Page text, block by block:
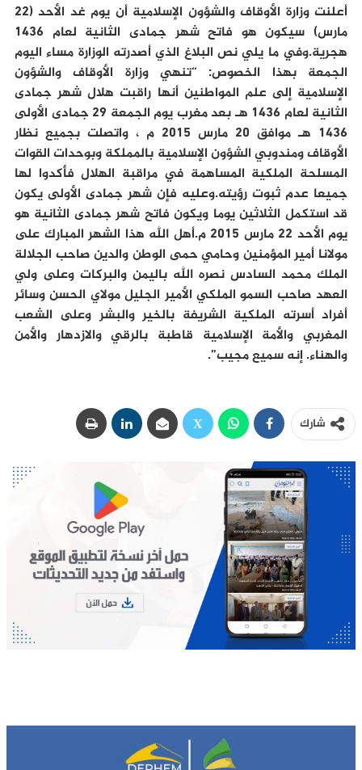
أعلنت وزارة الأوقاف والشؤون الإسلامية أن يوم غد الأحد (22
مارس) سيكون هو فاتح شهر جمادى الثانية لعام 1436
هجرية.وفي ما يلي نص البلاغ الذي أصدرته الوزارة مساء اليوم
الجمعة بهذا الخصوص: “تنهي وزارة الأوقاف والشؤون
الإسلامية إلى علم المواطنين أنها راقبت هلال شهر جمادى
الثانية لعام 1436 هـ بعد مغرب يوم الجمعة 29 جمادى الأولى
1436 هـ موافق 20 مارس 2015 م ، واتصلت بجميع نظار
الأوقاف ومندوبي الشؤون الإسلامية بالمملكة وبوحدات القوات
المسلحة الملكية المساهمة في مراقبة الهلال فأكدوا لها
جميعا عدم ثبوت رؤيته.وعليه فإن شهر جمادى الأولى يكون
قد استكمل الثلاثين يوما ويكون فاتح شهر جمادى الثانية هو
يوم الأحد 22 مارس 2015 م.أهل الله هذا الشهر المبارك على
مولانا أمير المؤمنين وحامي حمى الوطن والدين صاحب الجلالة
الملك محمد السادس نصره الله باليمن والبركات وعلى ولي
العهد صاحب السمو الملكي الأمير الجليل مولاي الحسن وسائر
أفراد أسرته الملكية الشريفة بالخير والبشر وعلى الشعب
المغربي والأمة الإسلامية قاطبة بالرقي والازدهار والأمن
والهناء. إنه سميع مجيب”.
شارك